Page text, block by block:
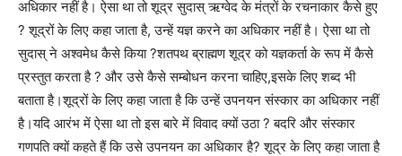
अधिकार नहीं है। ऐसा था तो शूद्र सुदास् ऋग्वेद के मंत्रों के रचनाकार कैसे हुए
? शूद्रों के लिए कहा जाता है, उन्हें यज्ञ करने का अधिकार नहीं है। ऐसा था तो
सुदास् ने अश्वमेध कैसे किया ?शतपथ ब्राह्मण शूद्र को यज्ञकर्ता के रूप में कैसे
प्रस्तुत करता है ? और उसे कैसे सम्बोधन करना चाहिए,इसके लिए शब्द भी
बताता है।शूद्रों के लिए कहा जाता है कि उन्हें उपनयन संस्कार का अधिकार नहीं
है।यदि आरंभ में ऐसा था तो इस बारे में विवाद क्यों उठा ? बदरि और संस्कार
गणपति क्यों कहते हैं कि उसे उपनयन का अधिकार है? शूद्र के लिए कहा जाता है